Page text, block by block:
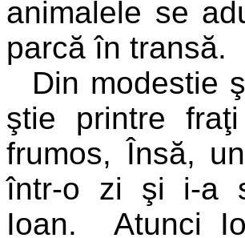
animalele se
parcă în transă.
Din modestie
ştie printre
frumos, Însă,
într-o zi şi i-a
Ioan. Atunci